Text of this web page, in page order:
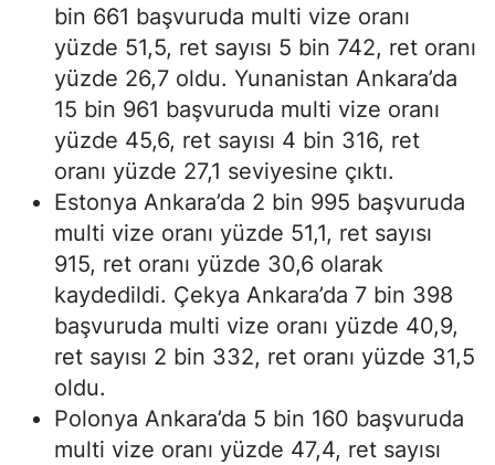
bin 661 başvuruda multi vize oranı
yüzde 51,5, ret sayısı 5 bin 742, ret oranı
yüzde 26,7 oldu. Yunanistan Ankara’da
15 bin 961 başvuruda multi vize oranı
yüzde 45,6, ret sayısı 4 bin 316, ret
oranı yüzde 27,1 seviyesine çıktı.
Estonya Ankara’da 2 bin 995 başvuruda
multi vize oranı yüzde 51,1, ret sayısı
915, ret oranı yüzde 30,6 olarak
kaydedildi. Çekya Ankara’da 7 bin 398
başvuruda multi vize oranı yüzde 40,9,
ret sayısı 2 bin 332, ret oranı yüzde 31,5
oldu.
Polonya Ankara’da 5 bin 160 başvuruda
multi vize oranı yüzde 47,4, ret sayısı